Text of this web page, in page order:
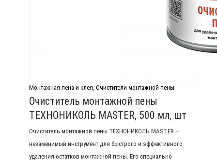
Монтажная пена и клея Очистители монтажной пены
Очиститель монтажной пены
ТЕХНОНИКОЛЬ MASTER, 500 мл, шт
Очиститель монтажной пены ТЕХНОНИКОЛЬ MASTER —
незаменимый инструмент для быстрого и эффективного
удаления остатков монтажной пены. Его специально